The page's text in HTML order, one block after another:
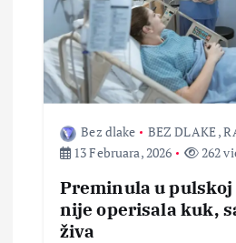
a
Bez dlake BEZ DLAKE,
13 Februara, 2026
262
Preminula u
nije operisala kuk,
živa